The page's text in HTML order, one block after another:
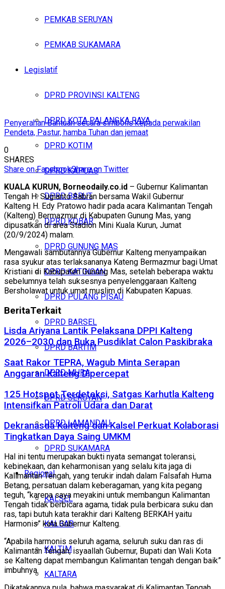
PEMKAB SERUYAN
PEMKAB SUKAMARA
Legislatif
DPRD PROVINSI KALTENG
DPRD KOTA PALANGKA RAYA
DPRD KOTIM
DPRD KAPUAS
DPRD BARUT
DPRD KOBAR
DPRD GUNUNG MAS
DPRD KATINGAN
DPRD PULANG PISAU
DPRD BARSEL
DPRD BARTIM
DPRD MURA
DPRD SERUYAN
DPRD LAMANDAU
DPRD SUKAMARA
Regional
KALSEL
KALBAR
KALTIM
KALTARA
Penyerahan Bantuan secara simbolis kepada perwakilan
Pendeta, Pastur, hamba Tuhan dan jemaat
0
SHARES
Share on FacebookShare on Twitter
KUALA KURUN, Borneodaily.co.id – Gubernur Kalimantan
Tengah H. Sugianto Sabran bersama Wakil Gubernur
Kalteng H. Edy Pratowo hadir pada acara Kalimantan Tengah
(Kalteng) Bermazmur di Kabupaten Gunung Mas, yang
dipusatkan di area Stadion Mini Kuala Kurun, Jumat
(20/9/2024) malam.
Mengawali sambutannya Gubernur Kalteng menyampaikan
rasa syukur atas terlaksananya Kateng Bermazmur bagi Umat
Kristiani di Kabupaten Gunung Mas, setelah beberapa waktu
sebelumnya telah suksesnya penyelenggaraan Kalteng
Bersholawat untuk umat muslim di Kabupaten Kapuas.
BeritaTerkait
Lisda Ariyana Lantik Pelaksana DPPI Kalteng
2026–2030 dan Buka Pusdiklat Calon Paskibraka
Saat Rakor TEPRA, Wagub Minta Serapan
Anggaran Kalteng Dipercepat
125 Hotspot Terdeteksi, Satgas Karhutla Kalteng
Intensifkan Patroli Udara dan Darat
Dekranasda Kalteng dan Kalsel Perkuat Kolaborasi
Tingkatkan Daya Saing UMKM
Hal ini tentu merupakan bukti nyata semangat toleransi,
kebinekaan, dan keharmonisan yang selalu kita jaga di
Kalimantan Tengah, yang terukir indah dalam Falsafah Huma
Betang, persatuan dalam keberagaman, yang kita pegang
teguh, “karena saya meyakini untuk membangun Kalimantan
Tengah tidak berbicara agama, tidak pula berbicara suku dan
ras, tapi butuh kata terakhir dari Kalteng BERKAH yaitu
Harmonis” kata Gubernur Kalteng.
“Apabila harmonis seluruh agama, seluruh suku dan ras di
Kalimantan Tengah, isyaallah Gubernur, Bupati dan Wali Kota
se Kalteng dapat membangun Kalimantan tengah dengan baik”
imbuhnya.